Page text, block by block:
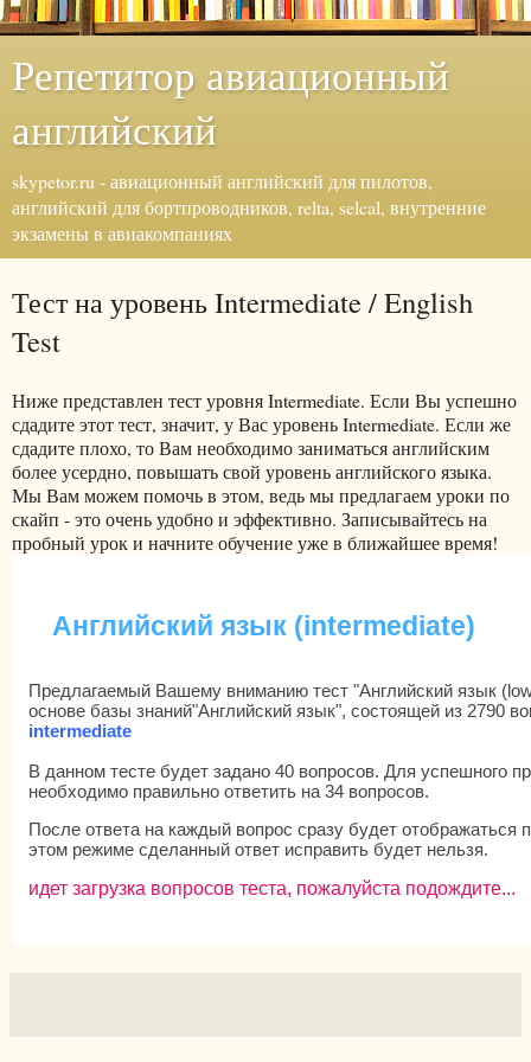
Репетитор авиационный
английский
skypetor.ru - авиационный английский для пилотов,
английский для бортпроводников, relta, selcal, внутренние
экзамены в авиакомпаниях
Тест на уровень Intermediate / English
Test
Ниже представлен тест уровня Intermediate. Если Вы успешно
сдадите этот тест, значит, у Вас уровень Intermediate. Если же
сдадите плохо, то Вам необходимо заниматься английским
более усердно, повышать свой уровень английского языка.
Мы Вам можем помочь в этом, ведь мы предлагаем уроки по
скайп - это очень удобно и эффективно. Записывайтесь на
пробный урок и начните обучение уже в ближайшее время!